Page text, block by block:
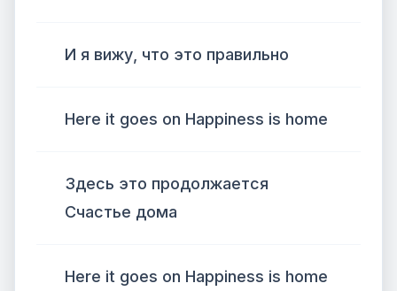
И я вижу, что это правильно
Here it goes on Happiness is home
Здесь это продолжается
Счастье дома
Here it goes on Happiness is home